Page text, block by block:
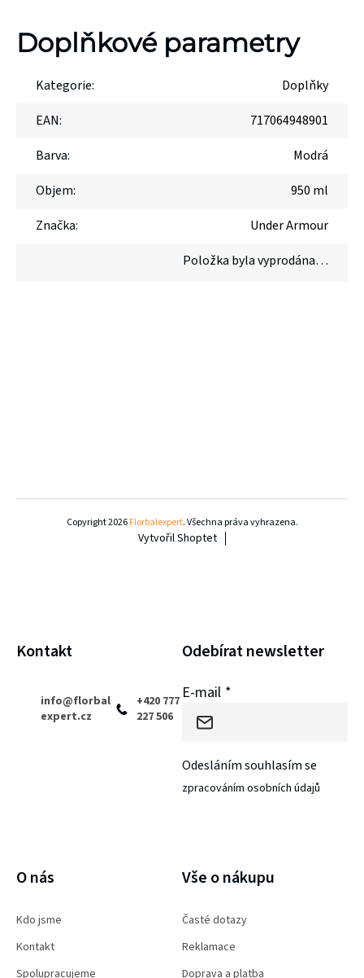
Doplňkové parametry
Kategorie:
Doplňky
EAN:
717064948901
Barva:
Modrá
Objem:
950 ml
Značka:
Under Armour
Položka byla vyprodána…
Kontakt
info@florbal
expert.cz
+420 777
227 506
Odebírat newsletter
E-mail
Odesláním souhlasím se
zpracováním osobních údajů
O nás
Kdo jsme
Kontakt
Spolupracujeme
Vše o nákupu
Časté dotazy
Reklamace
Doprava a platba
Vytvořil Shoptet
Copyright 2026Florbalexpert. Všechna práva vyhrazena.